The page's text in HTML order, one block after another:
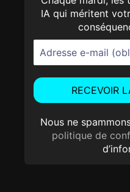
IA qui méritent
Nous ne
politique de